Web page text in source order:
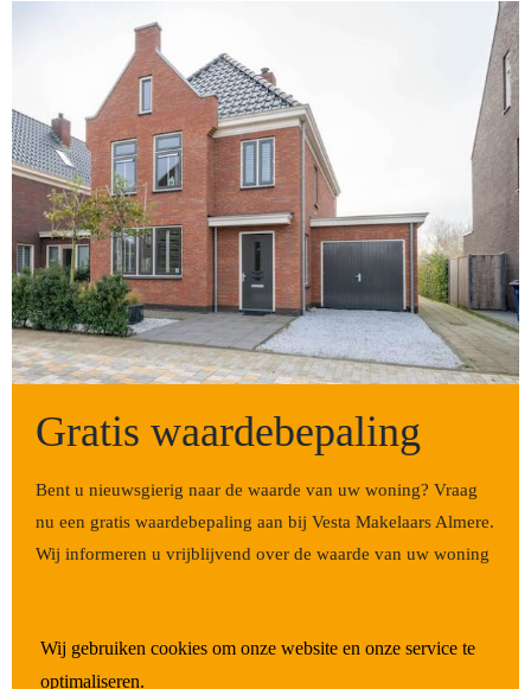
Gratis waardebepaling
Bent u nieuwsgierig naar de waarde van uw woning? Vraag
nu een gratis waardebepaling aan bij Vesta Makelaars Almere.
Wij informeren u vrijblijvend over de waarde van uw woning
JA, IK WIL DE GRATIS WAARDEBEPALING!
Wij gebruiken cookies om onze website en onze service te
optimaliseren.